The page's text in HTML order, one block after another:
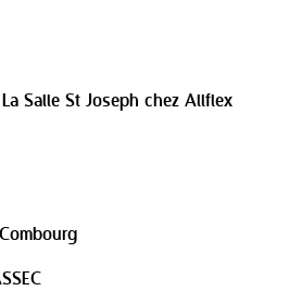
Salle St Joseph chez Allflex